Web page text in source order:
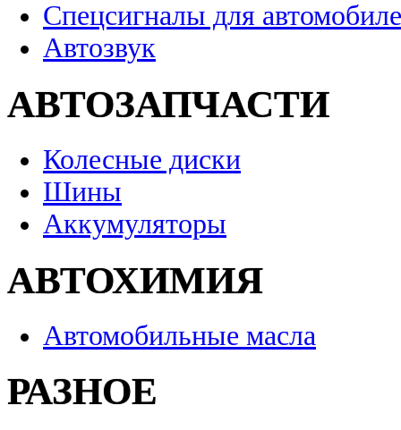
Спецсигналы для
Автозвук
АВТОЗАПЧАСТИ
Колесные диски
Шины
Аккумуляторы
АВТОХИМИЯ
Автомобильные масла
РАЗНОЕ